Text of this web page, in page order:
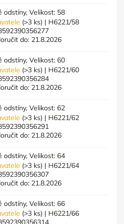
odstíny, Velikost: 58
(>3 ks) | H6221/58
do: 21.8.2026
odstíny, Velikost: 60
(>3 ks) | H6221/60
do: 21.8.2026
odstíny, Velikost: 62
(>3 ks) | H6221/62
do: 21.8.2026
odstíny, Velikost: 64
(>3 ks) | H6221/64
do: 21.8.2026
odstíny, Velikost: 66
(>3 ks) | H6221/66